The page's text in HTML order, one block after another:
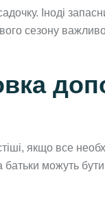
Іноді
сезону
якщо все
батьки можуть